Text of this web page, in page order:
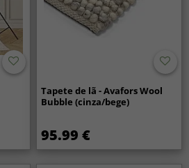
Tapete de lã - Avafors Wool
Bubble (cinza/bege)
95.99 €